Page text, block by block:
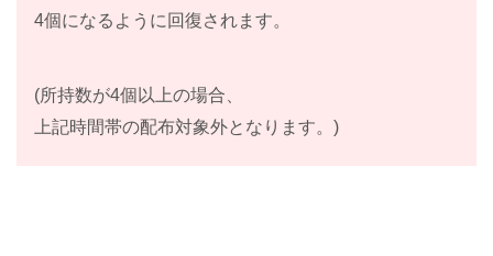
4個になるように回復されます。
(所持数が4個以上の場合、
上記時間帯の配布対象外となります。)